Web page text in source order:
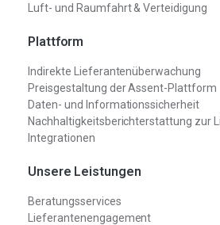
Luft- und Raumfahrt & Verteidigung
Plattform
Indirekte Lieferantenüberwachung
Preisgestaltung der Assent-Plattform
Daten- und Informationssicherheit
Nachhaltigkeitsberichterstattung zur
Integrationen
Unsere Leistungen
Beratungsservices
Lieferantenengagement